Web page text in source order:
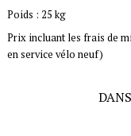
Poids : 25 kg
Prix incluant les frais de
en service vélo neuf)